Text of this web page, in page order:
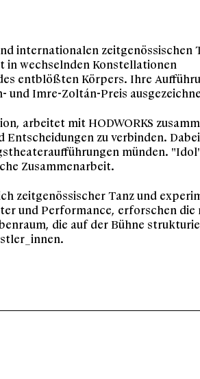
internationalen zeitgenössischen
in wechselnden Konstellationen
entblößten Körpers. Ihre
und Imre-Zoltán-Preis
arbeitet mit HODWORKS
zu verbinden.
münden.
Zusammenarbeit.
zeitgenössischer Tanz und
und Performance, erforschen die
die auf der Bühne